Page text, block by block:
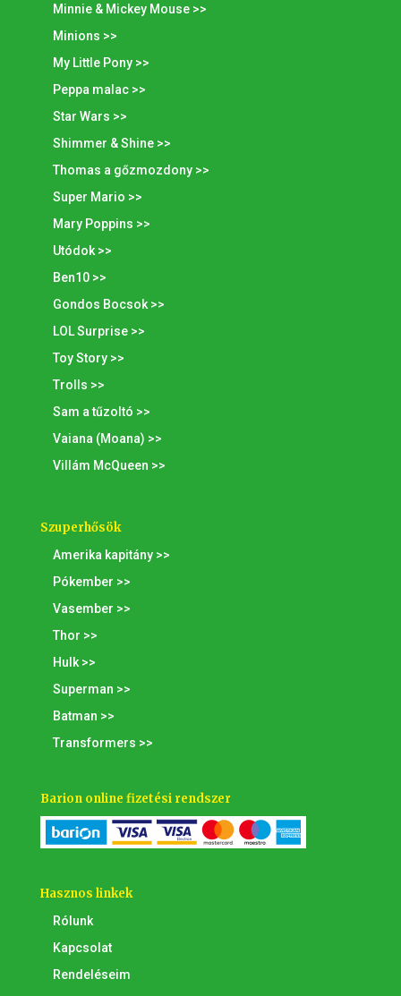
Minnie & Mickey Mouse >>
Minions >>
My Little Pony >>
Peppa malac >>
Star Wars >>
Shimmer & Shine >>
Thomas a gőzmozdony >>
Super Mario >>
Mary Poppins >>
Utódok >>
Ben10 >>
Gondos Bocsok >>
LOL Surprise >>
Toy Story >>
Trolls >>
Sam a tűzoltó >>
Vaiana (Moana) >>
Villám McQueen >>
Szuperhősök
Amerika kapitány >>
Pókember >>
Vasember >>
Thor >>
Hulk >>
Superman >>
Batman >>
Transformers >>
Barion online fizetési rendszer
Hasznos linkek
Rólunk
Kapcsolat
Rendeléseim